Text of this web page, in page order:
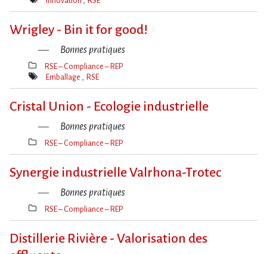
Mot(s)-
Wrigley - Bin it for good!
Bonnes pratiques
Thèmes(s)
RSE – Compliance – REP
Mot(s)-
Emballage RSE
Cristal Union - Ecologie industrielle
Bonnes pratiques
Thèmes(s)
RSE – Compliance – REP
Synergie industrielle Valrhona-Trotec
Bonnes pratiques
Thèmes(s)
RSE – Compliance – REP
Distillerie Rivière - Valorisation des